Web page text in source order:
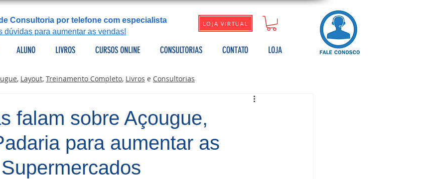
Consultoria por telefone com especialista
dúvidas para aumentar as vendas!
LOJA VIRTUAL
ALUNO LIVROS CURSOS ONLINE CONSULTORIAS CONTATO LOJA
, Layout, Treinamento Completo, Livros e Consultorias
falam sobre Açougue,
para aumentar as